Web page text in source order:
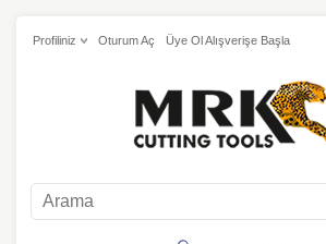
Profiliniz Oturum Aç Üye Ol Alışverişe Başla